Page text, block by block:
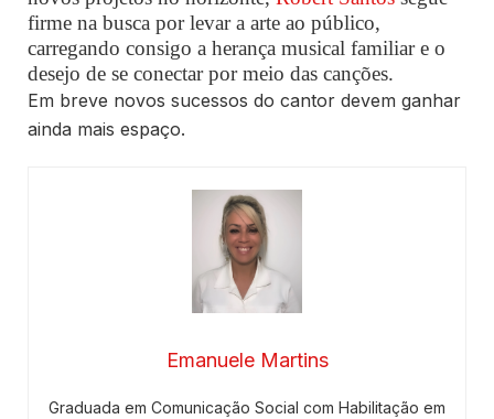
firme na busca por levar a arte ao público,
carregando consigo a herança musical familiar e o
desejo de se conectar por meio das canções.
Em breve novos sucessos do cantor devem ganhar
ainda mais espaço.
Emanuele Martins
Graduada em Comunicação Social com Habilitação em